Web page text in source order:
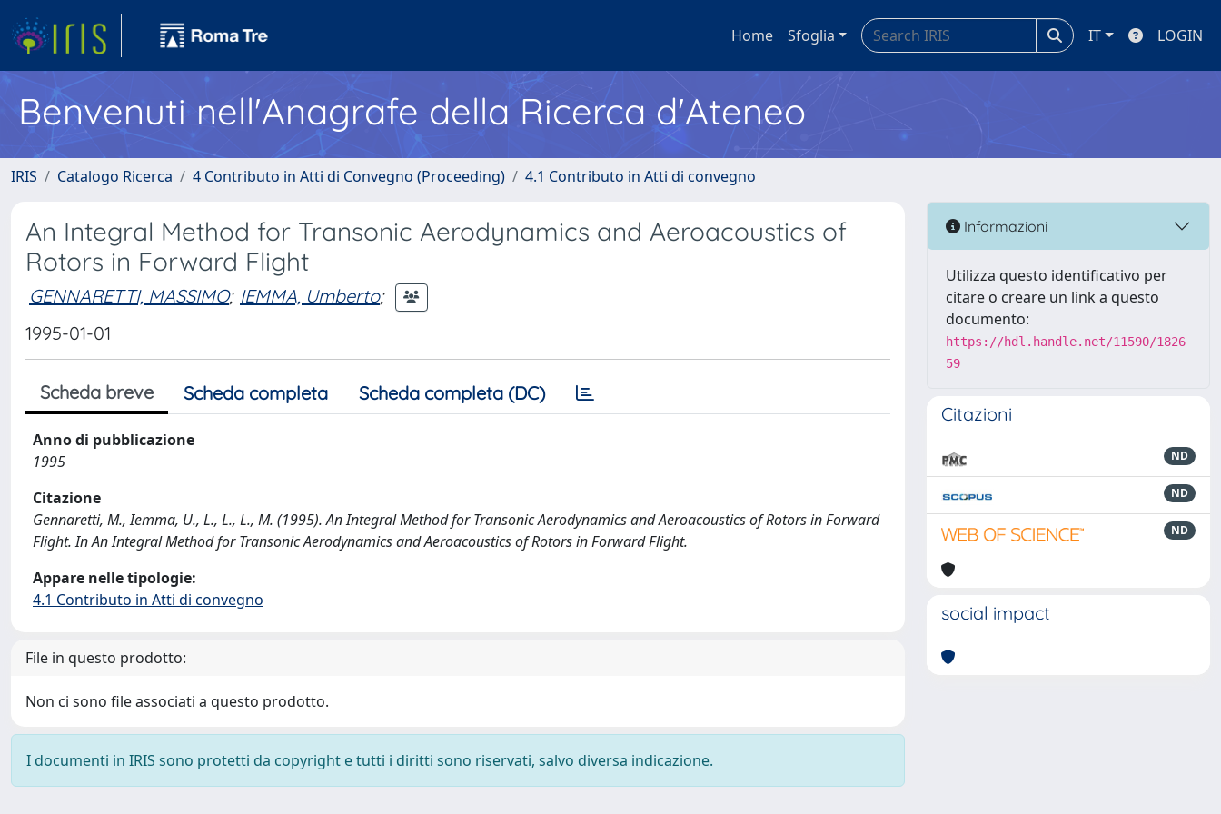
Home Sfoglia IT LOGIN
Benvenuti nell'Anagrafe della Ricerca d'Ateneo
IRIS Catalogo Ricerca 4 Contributo in Atti di Convegno (Proceeding) 4.1 Contributo in Atti di convegno
An Integral Method for Transonic Aerodynamics and Aeroacoustics of
Rotors in Forward Flight
GENNARETTI, MASSIMO; IEMMA, Umberto;
1995-01-01
Scheda breve Scheda completa Scheda completa (DC)
Anno di pubblicazione
1995
Citazione
Gennaretti, M., Iemma, U., L., L., L., M. (1995). An Integral Method for Transonic Aerodynamics and Aeroacoustics of Rotors in Forward
Flight. In An Integral Method for Transonic Aerodynamics and Aeroacoustics of Rotors in Forward Flight.
Appare nelle tipologie:
4.1 Contributo in Atti di convegno
File in questo prodotto:
Non ci sono file associati a questo prodotto.
I documenti in IRIS sono protetti da copyright e tutti i diritti sono riservati, salvo diversa indicazione.
Informazioni
Utilizza questo identificativo per
citare o creare un link a questo
documento:
https://hdl.handle.net/11590/1826
59
Citazioni
ND
ND
ND
social impact